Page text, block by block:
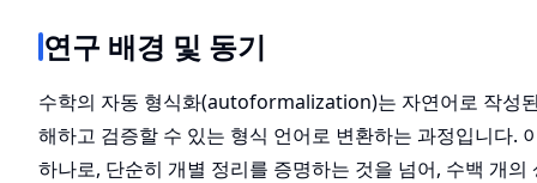
연구 배경 및 동기
수학의 자동 형식화(autoformalization)는 자연어로 작성
해하고 검증할 수 있는 형식 언어로 변환하는 과정입니다.
하나로, 단순히 개별 정리를 증명하는 것을 넘어, 수백 개